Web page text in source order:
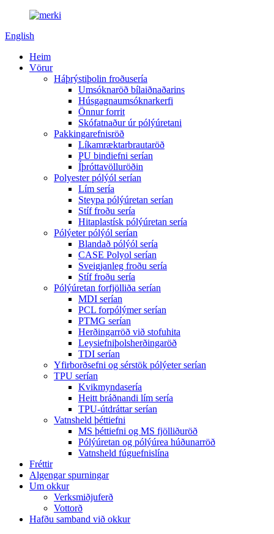
English
Heim
Vörur
Háþrýstiþolin froðusería
Umsóknaröð bílaiðnaðarins
Húsgagnaumsóknarkerfi
Önnur forrit
Skófatnaður úr pólýúretani
Pakkingarefnisröð
Líkamræktarbrautaröð
PU bindiefni serían
Íþróttavölluröðin
Polyester pólýól serían
Lím sería
Steypa pólýúretan serían
Stíf froðu sería
Hitaplastísk pólýúretan sería
Pólýeter pólýól serían
Blandað pólýól sería
CASE Polyol serían
Sveigjanleg froðu sería
Stíf froðu sería
Pólýúretan forfjölliða serían
MDI serían
PCL forpólýmer serían
PTMG serían
Herðingarröð við stofuhita
Leysiefniþolsherðingaröð
TDI serían
Yfirborðsefni og sérstök pólýeter serían
TPU serían
Kvikmyndasería
Heitt bráðnandi lím sería
TPU-útdráttar serían
Vatnsheld þéttiefni
MS þéttiefni og MS fjölliðuröð
Pólýúretan og pólýúrea húðunarröð
Vatnsheld fúguefnislína
Fréttir
Algengar spurningar
Um okkur
Verksmiðjuferð
Vottorð
Hafðu samband við okkur